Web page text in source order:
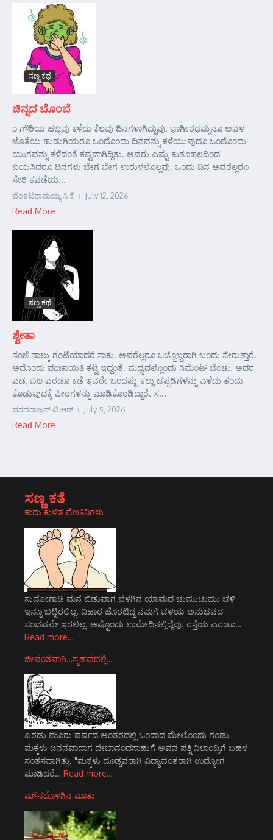
ಸಣ್ಣ ಕಥೆ
ಚಿನ್ನದ ಬೊಂಬೆ
೧ ಗೌರಿಯ ಹಬ್ಬವು ಕಳೆದು ಕೆಲವು ದಿನಗಳಾಗಿದ್ದುವು. ಭಾಗೀರಥಮ್ಮನೂ ಅವಳ
ಜೊತೆಯ ಹುಡುಗಿಯರೂ ಒಂದೊಂದು ದಿನವನ್ನು ಕಳೆಯುವುದೂ ಒಂದೊಂದು
ಯುಗವನ್ನು ಕಳೆದಂತೆ ಕಷ್ಟವಾಗಿದ್ದಿತು. ಅವರು ಎಷ್ಟು ಕುತೂಹಲದಿಂದ
ಬಯಸಿದರೂ ದಿನಗಳು ಬೇಗ ಬೇಗ ಉರುಳಲೊಲ್ಲವು. ಒಂದು ದಿನ ಅವರೆಲ್ಲರೂ
ಸೇರಿ ಕವಡೆಯ...
ವೆಂಕಟರಾಮಯ್ಯ ಸಿ ಕೆ July 12, 2026
Read More
ಸಣ್ಣ ಕಥೆ
ಶ್ವೇತಾ
ಸಂಜೆ ನಾಲ್ಕು ಗಂಟೆಯಾದರೆ ಸಾಕು. ಅವರೆಲ್ಲರೂ ಒಬ್ಬೊಬ್ಬರಾಗಿ ಬಂದು ಸೇರುತ್ತಾರೆ.
ಅದೊಂದು ಪಂಚಾಯಿತಿ ಕಟ್ಟೆ ಇದ್ದಂತೆ. ಮಧ್ಯದಲ್ಲೊಂದು ಸಿಮೆಂಟ್ ಬೆಂಚು, ಅದರ
ಎಡ, ಬಲ ಎರಡೂ ಕಡೆ ಇವರೇ ಒಂದಷ್ಟು ಕಲ್ಲು ಚಪ್ಪಡಿಗಳನ್ನು ಎಳೆದು ತಂದು
ಕೊಡುವುದಕ್ಕೆ ಪೀಠಗಳನ್ನು ಮಾಡಿಕೊಂಡಿದ್ದಾರೆ. ಸ...
ವರದರಾಜನ್ ಟಿ ಆರ್ July 5, 2026
Read More
ಸಣ್ಣ ಕತೆ
ಕಾದು ಕುಳಿತ ಪೆಣತಿನಿಗಳು
ಸುಮೋಗಾಡಿ ಮನೆ ಬಿಡುವಾಗ ಬೆಳಗಿನ ಯಾಮದ ಚುಮುಚುಮು ಚಳಿ
ಇನ್ನೂ ಬಿಟ್ಟಿರಲಿಲ್ಲ. ವಿಹಾರ ಹೊರಟಿದ್ದ ನಮಗೆ ಚಳಿಯ ಅನುಭವದ
ಸಂಭವವೇ ಇರಲಿಲ್ಲ. ಅಷ್ಟೊಂದು ಉಮೇದಿನಲ್ಲಿದ್ದೆವು. ರಸ್ತೆಯ ಎರಡೂ…
Read more…
ಜೀವಂತವಾಗಿ…ಸ್ಮಶಾನದಲ್ಲಿ…
ಎರಡು ಮೂರು ವರ್ಷದ ಅಂತರದಲ್ಲಿ ಒಂದಾದ ಮೇಲೊಂದು ಗಂಡು
ಮಕ್ಕಳು ಜನನವಾದಾಗ ದೇಬಾನಂದಸಾಹುಗೆ ಅವನ ಪತ್ನಿ ನಿಲಾಂದ್ರಿಗೆ ಬಹಳ
ಸಂತಸವಾಗಿತ್ತು. "ಮಕ್ಕಳು ದೊಡ್ಡವರಾಗಿ ವಿದ್ಯಾವಂತರಾಗಿ ಉದ್ಯೋಗ
ಮಾಡಿದರೆ… Read more…
ಮೌನದೊಳಗಿನ ಮಾತು